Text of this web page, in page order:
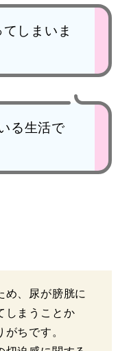
しまいま
る生活で
め、尿が膀胱に
しまうことか
ちです。